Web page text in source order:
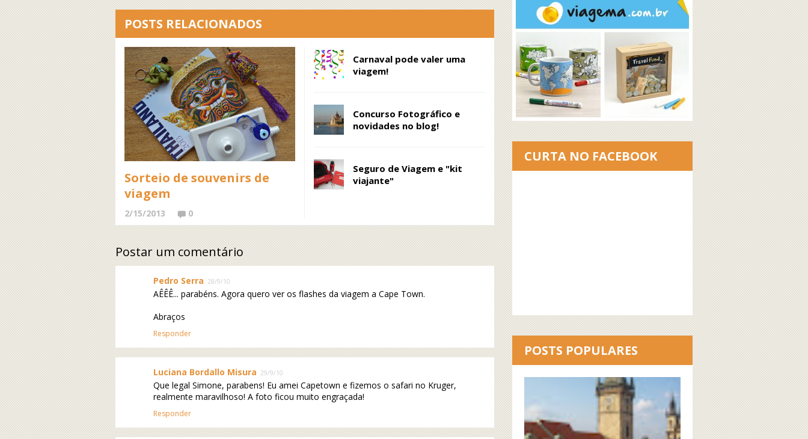
POSTS RELACIONADOS
Sorteio de souvenirs de
viagem
2/15/2013 0
Carnaval pode valer uma
viagem!
Concurso Fotográfico e
novidades no blog!
Seguro de Viagem e "kit
viajante"
Postar um comentário
Pedro Serra 28/9/10
AÊÊÊ... parabéns. Agora quero ver os flashes da viagem a Cape Town.
Abraços
Responder
Luciana Bordallo Misura 29/9/10
Que legal Simone, parabens! Eu amei Capetown e fizemos o safari no Kruger,
realmente maravilhoso! A foto ficou muito engraçada!
Responder
CURTA NO FACEBOOK
POSTS POPULARES